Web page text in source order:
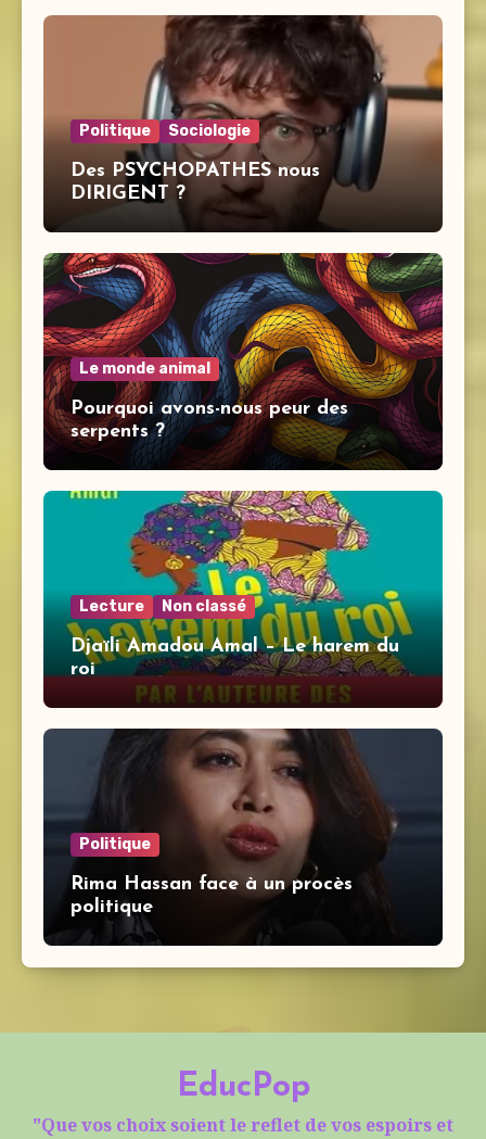
Politique Sociologie
Des PSYCHOPATHES nous
DIRIGENT ?
Le monde animal
Pourquoi avons-nous peur des
serpents ?
Lecture Non classé
Djaïli Amadou Amal – Le harem du
roi
Politique
Rima Hassan face à un procès
politique
EducPop
"Que vos choix soient le reflet de vos espoirs et